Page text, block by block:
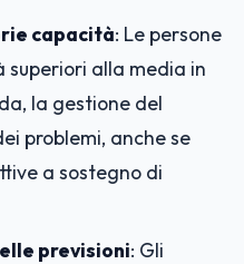
capacità: Le persone
superiori alla media in
la gestione del
problemi, anche se
a sostegno di
previsioni: Gli